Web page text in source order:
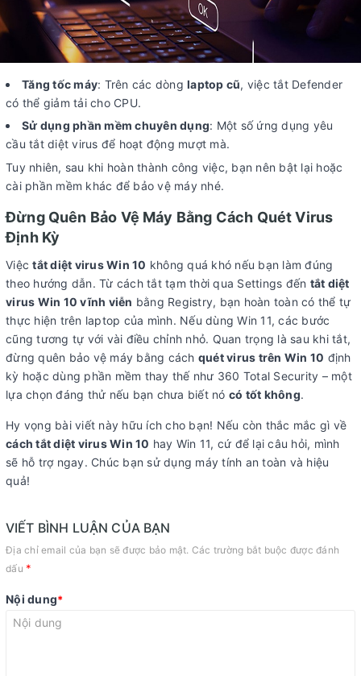
Tăng tốc máy: Trên các dòng laptop cũ, việc tắt Defender
có thể giảm tải cho CPU.
Sử dụng phần mềm chuyên dụng: Một số ứng dụng yêu
cầu tắt diệt virus để hoạt động mượt mà.
Tuy nhiên, sau khi hoàn thành công việc, bạn nên bật lại hoặc
cài phần mềm khác để bảo vệ máy nhé.
Đừng Quên Bảo Vệ Máy Bằng Cách Quét Virus
Định Kỳ
Việctắt diệt virus Win 10 không quá khó nếu bạn làm đúng
theo hướng dẫn. Từ cách tắt tạm thời qua Settings đến tắt diệt
virus Win 10 vĩnh viễn bằng Registry, bạn hoàn toàn có thể tự
thực hiện trên laptop của mình. Nếu dùng Win 11, các bước
cũng tương tự với vài điều chỉnh nhỏ. Quan trọng là sau khi tắt,
đừng quên bảo vệ máy bằng cách quét virus trên Win 10 định
kỳ hoặc dùng phần mềm thay thế như 360 Total Security – một
lựa chọn đáng thử nếu bạn chưa biết nó có tốt không.
Hy vọng bài viết này hữu ích cho bạn! Nếu còn thắc mắc gì về
cách tắt diệt virus Win 10 hay Win 11, cứ để lại câu hỏi, mình
sẽ hỗ trợ ngay. Chúc bạn sử dụng máy tính an toàn và hiệu
quả!
VIẾT BÌNH LUẬN CỦA BẠN
Địa chỉ email của bạn sẽ được bảo mật. Các trường bắt buộc được đánh
dấu *
Nội dung*